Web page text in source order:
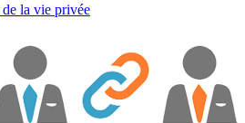
de la vie privée